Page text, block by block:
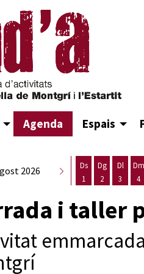
Agenda Espais
2026
Ds
1
Dg
2
Dl
3
Dm
4
i taller